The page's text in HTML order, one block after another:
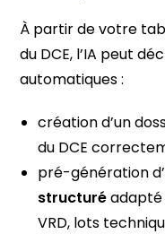
À partir de votre
du DCE, l’IA peut
automatiques :
création d’un
du DCE
pré-génération
structuré
VRD, lots